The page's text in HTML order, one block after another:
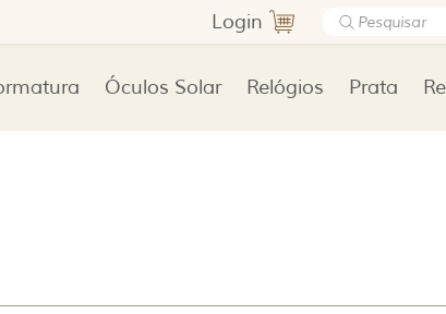
Login
Óculos Solar Relógios Prata